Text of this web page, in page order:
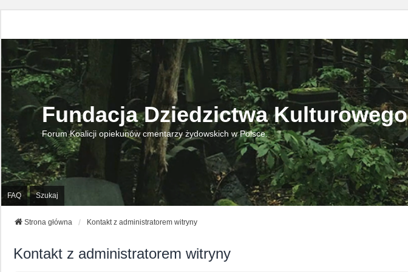
Fundacja Dziedzictwa Kulturowego
Forum Koalicji opiekunów cmentarzy żydowskich w Polsce.
FAQ Szukaj
Strona główna Kontakt z administratorem witryny
Kontakt z administratorem witryny